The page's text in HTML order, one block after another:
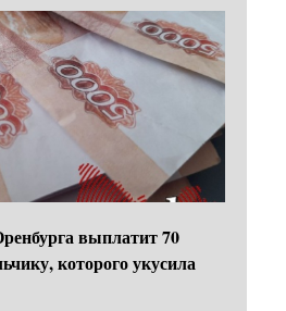
выплатит 70
которого укусила